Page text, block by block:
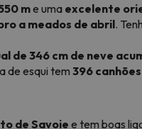
me uma excelente
a meados de abril.
de 346 cm de neve
de esqui tem 396
de Savoie e tem boas